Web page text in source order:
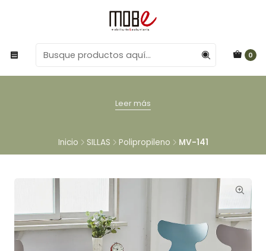
0
Leer más
Inicio SILLAS Polipropileno MV-141